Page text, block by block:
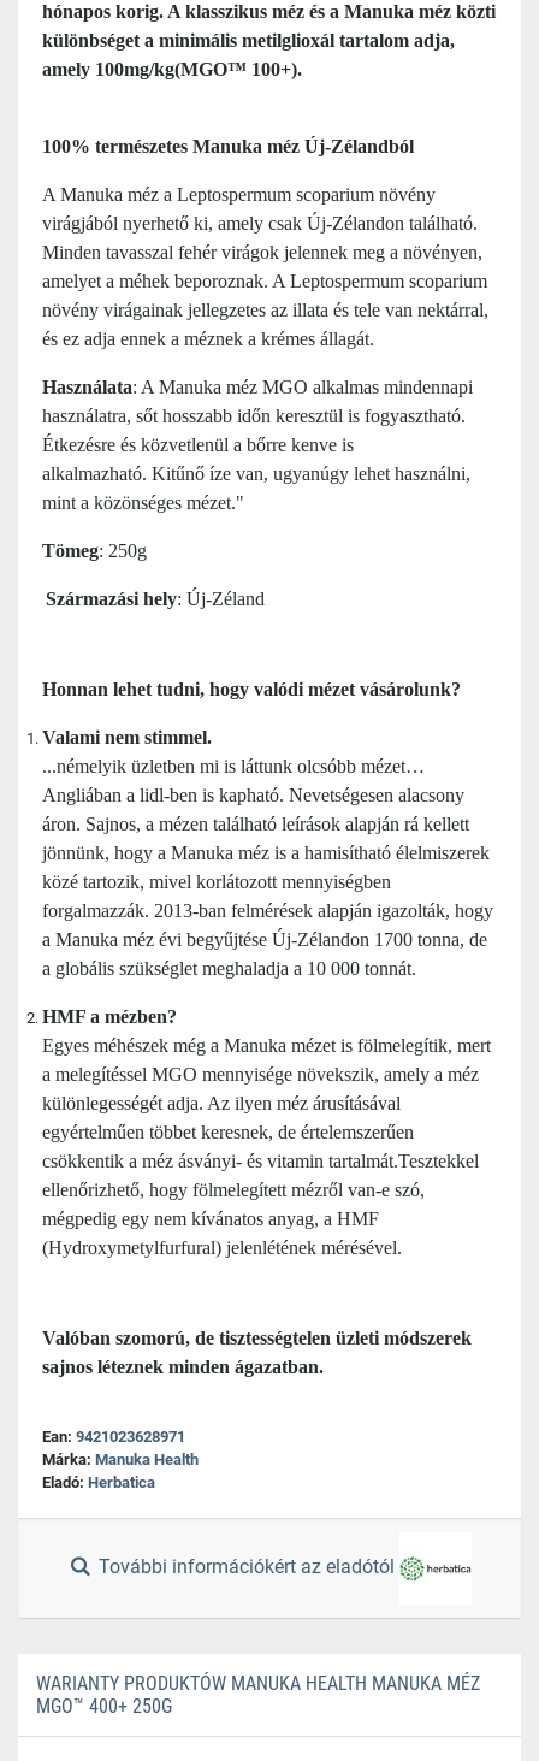
hónapos korig. A klasszikus méz és a Manuka méz közti
különbséget a minimális metilglioxál tartalom adja,
amely 100mg/kg(MGO™ 100+).
100% természetes Manuka méz Új-Zélandból
A Manuka méz a Leptospermum scoparium növény
virágjából nyerhető ki, amely csak Új-Zélandon található.
Minden tavasszal fehér virágok jelennek meg a növényen,
amelyet a méhek beporoznak. A Leptospermum scoparium
növény virágainak jellegzetes az illata és tele van nektárral,
és ez adja ennek a méznek a krémes állagát.
Használata: A Manuka méz MGO alkalmas mindennapi
használatra, sőt hosszabb időn keresztül is fogyasztható.
Étkezésre és közvetlenül a bőrre kenve is
alkalmazható. Kitűnő íze van, ugyanúgy lehet használni,
mint a közönséges mézet."
Tömeg: 250g
Származási hely: Új-Zéland
Honnan lehet tudni, hogy valódi mézet vásárolunk?
Valami nem stimmel.
...némelyik üzletben mi is láttunk olcsóbb mézet…
Angliában a lidl-ben is kapható. Nevetségesen alacsony
áron. Sajnos, a mézen található leírások alapján rá kellett
jönnünk, hogy a Manuka méz is a hamisítható élelmiszerek
közé tartozik, mivel korlátozott mennyiségben
forgalmazzák. 2013-ban felmérések alapján igazolták, hogy
a Manuka méz évi begyűjtése Új-Zélandon 1700 tonna, de
a globális szükséglet meghaladja a 10 000 tonnát.
HMF a mézben?
Egyes méhészek még a Manuka mézet is fölmelegítik, mert
a melegítéssel MGO mennyisége növekszik, amely a méz
különlegességét adja. Az ilyen méz árusításával
egyértelműen többet keresnek, de értelemszerűen
csökkentik a méz ásványi- és vitamin tartalmát.Tesztekkel
ellenőrizhető, hogy fölmelegített mézről van-e szó,
mégpedig egy nem kívánatos anyag, a HMF
(Hydroxymetylfurfural) jelenlétének mérésével.
Valóban szomorú, de tisztességtelen üzleti módszerek
sajnos léteznek minden ágazatban.
Ean: 9421023628971
Márka: Manuka Health
Eladó: Herbatica
További információkért az eladótól
WARIANTY PRODUKTÓW MANUKA HEALTH MANUKA MÉZ
MGO™ 400+ 250G